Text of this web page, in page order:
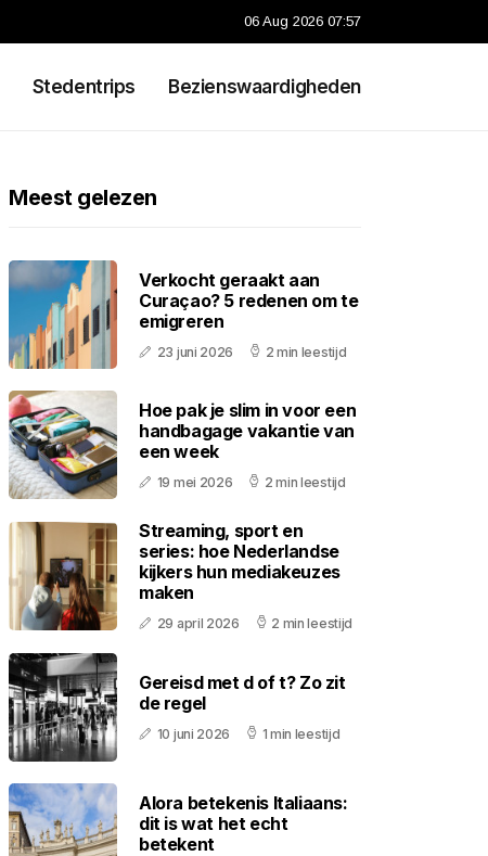
06 Aug 2026 07:57
Stedentrips Bezienswaardigheden
Meest gelezen
Verkocht geraakt aan
Curaçao? 5 redenen om te
emigreren
23 juni 2026 2 min leestijd
Hoe pak je slim in voor een
handbagage vakantie van
een week
19 mei 2026 2 min leestijd
Streaming, sport en
series: hoe Nederlandse
kijkers hun mediakeuzes
maken
29 april 2026 2 min leestijd
Gereisd met d of t? Zo zit
de regel
10 juni 2026 1 min leestijd
Alora betekenis Italiaans:
dit is wat het echt
betekent